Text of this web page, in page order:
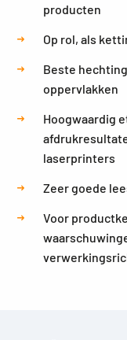
producten
Op rol, als
Beste
oppervlakken
Hoogwaardig
laserprinters
Zeer goede
Voor